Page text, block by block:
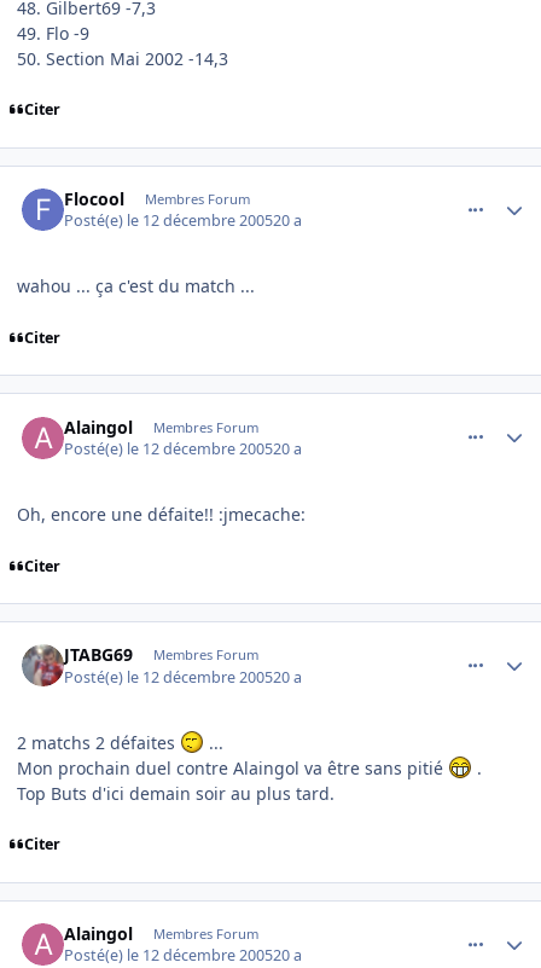
48. Gilbert69 -7,3
49. Flo -9
50. Section Mai 2002 -14,3
Citer
Flocool Membres Forum
Posté(e) le 12 décembre 200520 a
wahou ... ça c'est du match ...
Citer
Alaingol Membres Forum
Posté(e) le 12 décembre 200520 a
Oh, encore une défaite!! :jmecache:
Citer
JTABG69 Membres Forum
Posté(e) le 12 décembre 200520 a
2 matchs 2 défaites
...
Mon prochain duel contre Alaingol va être sans pitié
.
Top Buts d'ici demain soir au plus tard.
Citer
Alaingol Membres Forum
Posté(e) le 12 décembre 200520 a